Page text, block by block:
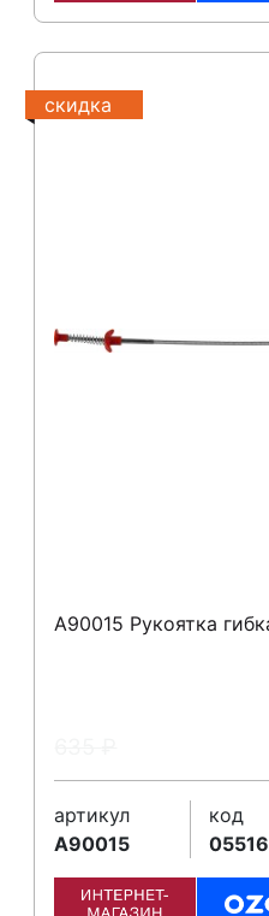
скидка
A90015 Рукоятка
артикул
A90015
код